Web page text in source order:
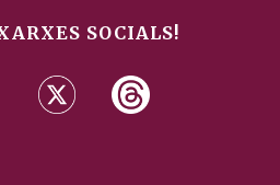
SOCIALS!